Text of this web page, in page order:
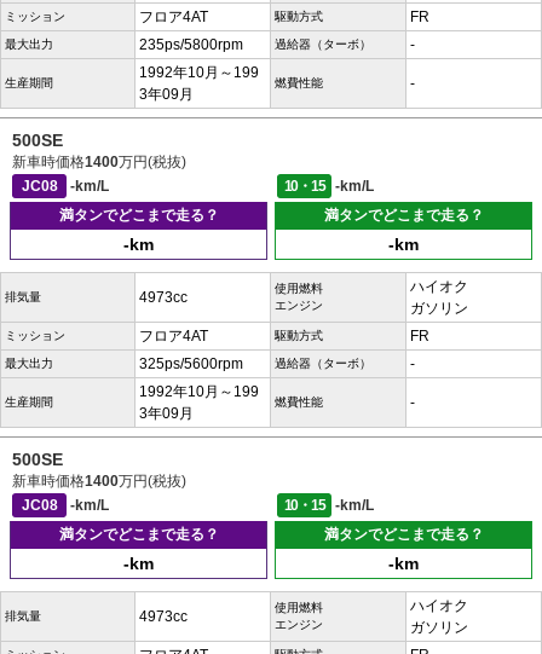
ミッション フロア4AT 駆動方式 FR
最大出力 235ps/5800rpm 過給器（ターボ） -
生産期間
1992年10月～199
3年09月
燃費性能 -
500SE
新車時価格1400万円(税抜)
JC08
-km/L 10・15
-km/L
満タンでどこまで走る？
-km
満タンでどこまで走る？
-km
排気量 4973cc
使用燃料
エンジン
ハイオク
ガソリン
ミッション フロア4AT 駆動方式 FR
最大出力 325ps/5600rpm 過給器（ターボ） -
生産期間
1992年10月～199
3年09月
燃費性能 -
500SE
新車時価格1400万円(税抜)
JC08
-km/L 10・15
-km/L
満タンでどこまで走る？
-km
満タンでどこまで走る？
-km
排気量 4973cc
使用燃料
エンジン
ハイオク
ガソリン